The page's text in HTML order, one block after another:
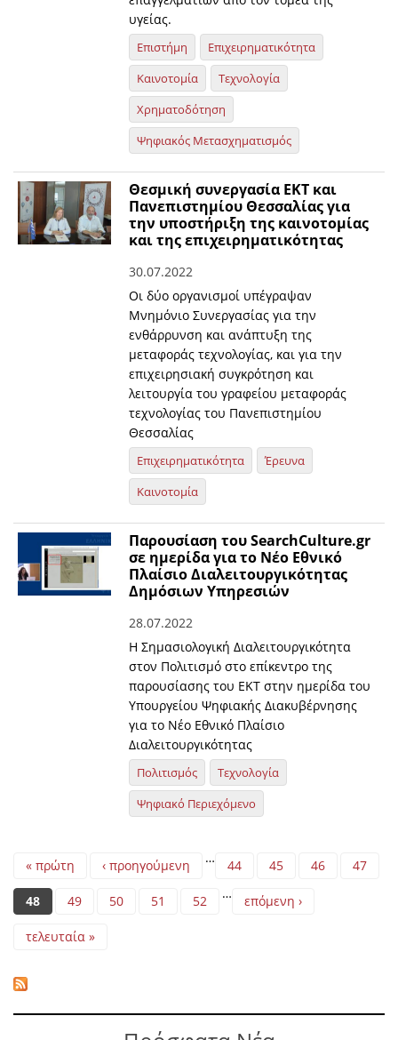
υγείας.
Επιστήμη
Επιχειρηματικότητα
Καινοτομία
Τεχνολογία
Χρηματοδότηση
Ψηφιακός Μετασχηματισμός
Θεσμική συνεργασία ΕΚΤ και
Πανεπιστημίου Θεσσαλίας για
την υποστήριξη της καινοτομίας
και της επιχειρηματικότητας
30.07.2022
Οι δύο οργανισμοί υπέγραψαν
Μνημόνιο Συνεργασίας για την
ενθάρρυνση και ανάπτυξη της
μεταφοράς τεχνολογίας, και για την
επιχειρησιακή συγκρότηση και
λειτουργία του γραφείου μεταφοράς
τεχνολογίας του Πανεπιστημίου
Θεσσαλίας
Επιχειρηματικότητα
Έρευνα
Καινοτομία
Παρουσίαση του SearchCulture.gr
σε ημερίδα για το Νέο Εθνικό
Πλαίσιο Διαλειτουργικότητας
Δημόσιων Υπηρεσιών
28.07.2022
Η Σημασιολογική Διαλειτουργικότητα
στον Πολιτισμό στο επίκεντρο της
παρουσίασης του ΕΚΤ στην ημερίδα του
Υπουργείου Ψηφιακής Διακυβέρνησης
για το Νέο Εθνικό Πλαίσιο
Διαλειτουργικότητας
Πολιτισμός
Τεχνολογία
Ψηφιακό Περιεχόμενο
Pages
« πρώτη ‹ προηγούμενη … 44 45 46 47
48 49 50 51 52 … επόμενη ›
τελευταία »